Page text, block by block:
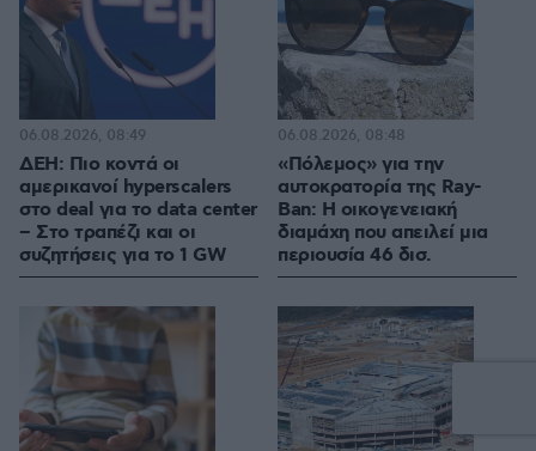
ΔΕΗ: Πιο κοντά οι
αμερικανοί hyperscalers
στο deal για το data center
– Στο τραπέζι και οι
συζητήσεις για το 1 GW
06.08.2026, 08:49
«Πόλεμος» για την
αυτοκρατορία της Ray-
Ban: Η οικογενειακή
διαμάχη που απειλεί μια
περιουσία 46 δισ.
06.08.2026, 08:48